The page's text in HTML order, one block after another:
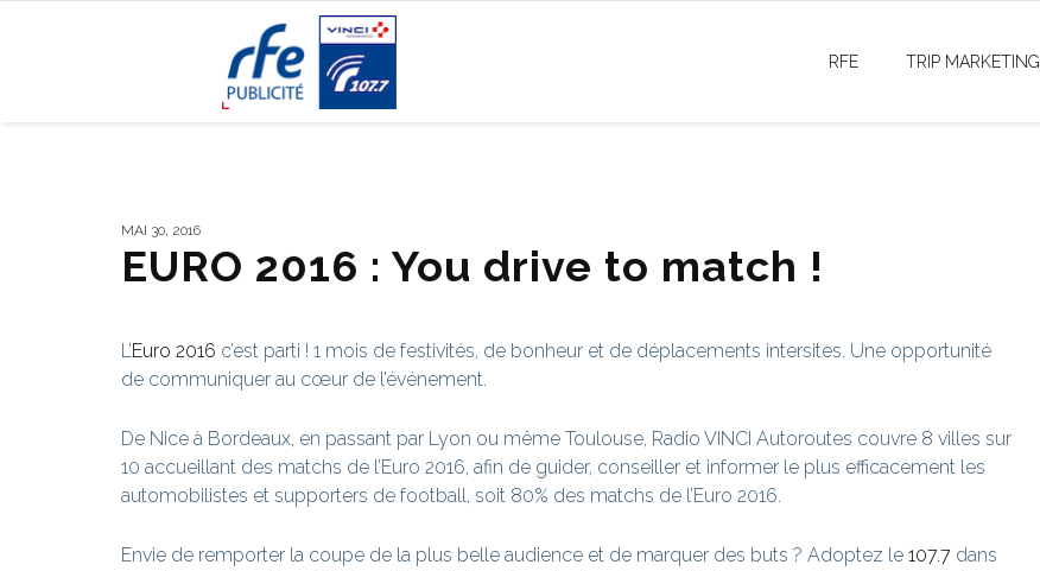
RFE TRIP MARKETING
MAI 30, 2016
EURO 2016 : You drive to match !
L’Euro 2016 c’est parti ! 1 mois de festivités, de bonheur et de déplacements intersites. Une opportunité
de communiquer au cœur de l’événement.
De Nice à Bordeaux, en passant par Lyon ou même Toulouse, Radio VINCI Autoroutes couvre 8 villes sur
10 accueillant des matchs de l’Euro 2016, afin de guider, conseiller et informer le plus efficacement les
automobilistes et supporters de football, soit 80% des matchs de l’Euro 2016.
Envie de remporter la coupe de la plus belle audience et de marquer des buts ? Adoptez le 107.7 dans